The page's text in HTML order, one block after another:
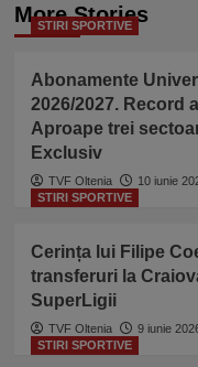
More Stories
STIRI SPORTIVE
Abonamente
2026/2027. Record
Aproape trei
Exclusiv
TVF Oltenia 10 iunie
STIRI SPORTIVE
Cerința lui Filipe
transferuri la
SuperLigii
TVF Oltenia 9 iunie
STIRI SPORTIVE